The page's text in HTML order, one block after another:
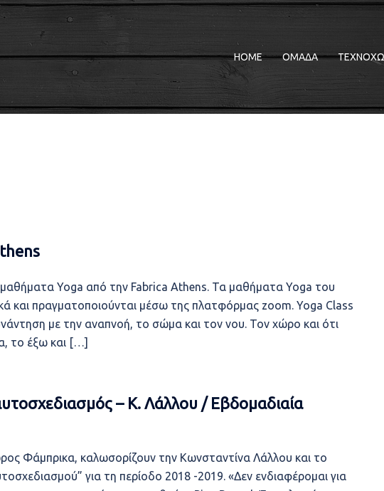
HOME ΟΜΑΔΑ
Yoga από την Fabrica Athens. Τα μαθήματα Yoga του
και πραγματοποιούνται μέσω της πλατφόρμας zoom. Yoga Class
με την αναπνοή, το σώμα και τον νου. Τον χώρο και ότι
το έξω και […]
– Κ. Λάλλου / Εβδομαδιαία
Φάμπρικα, καλωσορίζουν την Κωνσταντίνα Λάλλου και το
για τη περίοδο 2018 -2019. «Δεν ενδιαφέρομαι για